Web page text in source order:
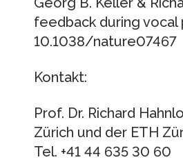
feedback during vocal
10.1038/nature07467
Kontakt:
Prof. Dr. Richard
Zürich und der ETH
Tel. +41 44 635 30 60